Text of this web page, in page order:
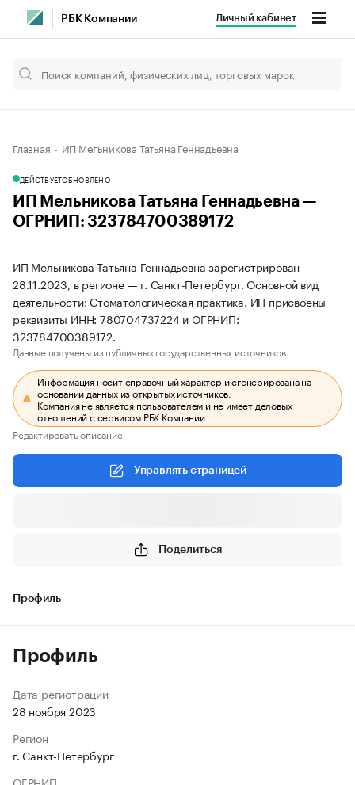
РБК Компании Личный кабинет
Главная ИП Мельникова Татьяна Геннадьевна
ДЕЙСТВУЕТОБНОВЛЕНО
ИП Мельникова Татьяна Геннадьевна —
ОГРНИП: 323784700389172
ИП Мельникова Татьяна Геннадьевна зарегистрирован
28.11.2023, в регионе — г. Санкт-Петербург. Основной вид
деятельности: Стоматологическая практика. ИП присвоены
реквизиты ИНН: 780704737224 и ОГРНИП:
323784700389172.
Данные получены из публичных государственных источников.
Информация носит справочный характер и сгенерирована на
основании данных из открытых источников.
Компания не является пользователем и не имеет деловых
отношений с сервисом РБК Компании.
Редактировать описание
Управлять страницей
Поделиться
Профиль
Профиль
Дата регистрации
28 ноября 2023
Регион
г. Санкт-Петербург